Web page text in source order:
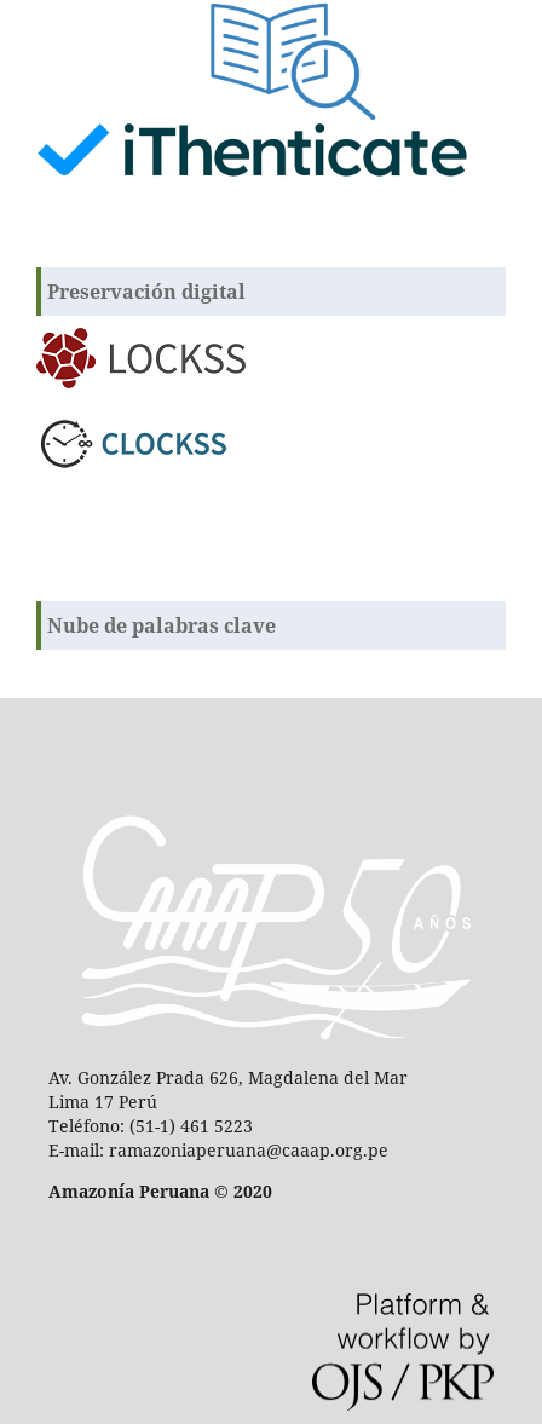
Preservación digital
Nube de palabras clave
Av. González Prada 626, Magdalena del Mar
Lima 17 Perú
Teléfono: (51-1) 461 5223
E-mail: ramazoniaperuana@caaap.org.pe
Amazonía Peruana © 2020